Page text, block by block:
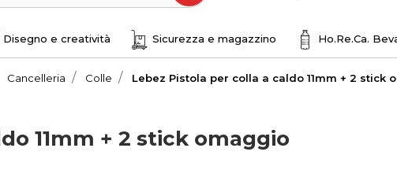
Disegno e creatività Sicurezza e magazzino Ho.Re.Ca.
Cancelleria Colle Lebez Pistola per colla a caldo 11mm + 2 stick
11mm + 2 stick omaggio